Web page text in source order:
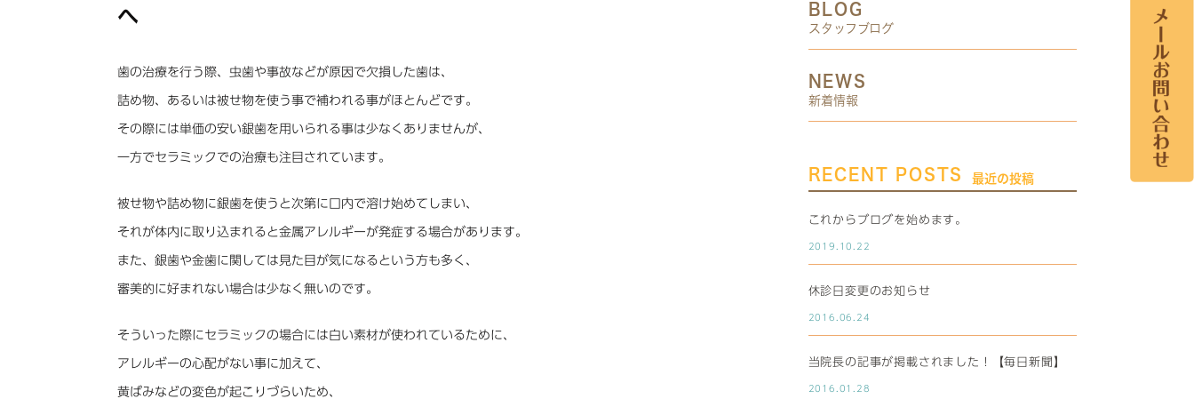
へ
歯の治療を行う際、虫歯や事故などが原因で欠損した歯は、
詰め物、あるいは被せ物を使う事で補われる事がほとんどです。
その際には単価の安い銀歯を用いられる事は少なくありませんが、
一方でセラミックでの治療も注目されています。
被せ物や詰め物に銀歯を使うと次第に口内で溶け始めてしまい、
それが体内に取り込まれると金属アレルギーが発症する場合があります。
また、銀歯や金歯に関しては見た目が気になるという方も多く、
審美的に好まれない場合は少なく無いのです。
そういった際にセラミックの場合には白い素材が使われているために、
アレルギーの心配がない事に加えて、
黄ばみなどの変色が起こりづらいため、
BLOG
スタッフブログ
NEWS
新着情報
RECENT POSTS 最近の投稿
これからブログを始めます。
2019.10.22
休診日変更のお知らせ
2016.06.24
当院長の記事が掲載されました！【毎日新聞】
2016.01.28